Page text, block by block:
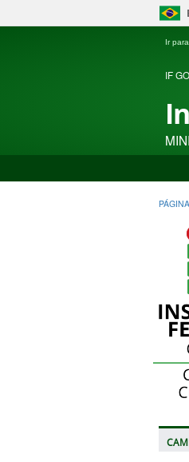
Ir
IF